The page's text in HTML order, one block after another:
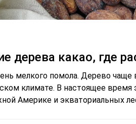
дерева какао, где
мелкого помола. Дерево чаще
климате. В настоящее
Америке и экваториальных